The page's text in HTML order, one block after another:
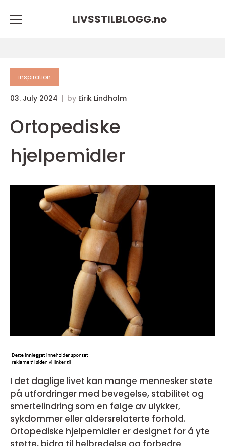
LIVSSTILBLOGG.no
inspiration
03. July 2024 by Eirik Lindholm
Ortopediske
hjelpemidler
I det daglige livet kan mange mennesker støte
på utfordringer med bevegelse, stabilitet og
smertelindring som en følge av ulykker,
sykdommer eller aldersrelaterte forhold.
Ortopediske hjelpemidler er designet for å yte